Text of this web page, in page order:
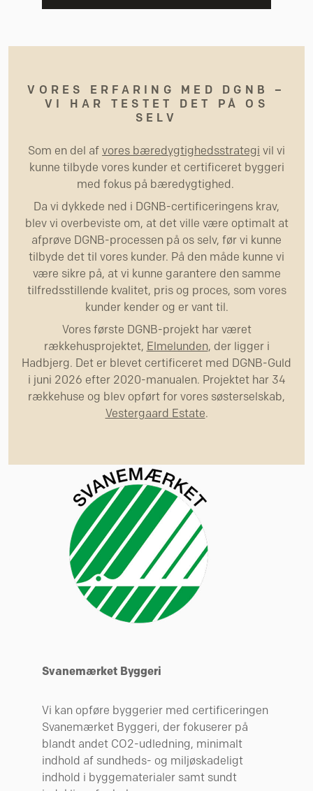
VORES ERFARING MED DGNB –
VI HAR TESTET DET PÅ OS
SELV
Som en del af vores bæredygtighedsstrategi vil vi
kunne tilbyde vores kunder et certificeret byggeri
med fokus på bæredygtighed.
Da vi dykkede ned i DGNB-certificeringens krav,
blev vi overbeviste om, at det ville være optimalt at
afprøve DGNB-processen på os selv, før vi kunne
tilbyde det til vores kunder. På den måde kunne vi
være sikre på, at vi kunne garantere den samme
tilfredsstillende kvalitet, pris og proces, som vores
kunder kender og er vant til.
Vores første DGNB-projekt har været
rækkehusprojektet, Elmelunden, der ligger i
Hadbjerg. Det er blevet certificeret med DGNB-Guld
i juni 2026 efter 2020-manualen. Projektet har 34
rækkehuse og blev opført for vores søsterselskab,
Vestergaard Estate.
Svanemærket Byggeri
Vi kan opføre byggerier med certificeringen
Svanemærket Byggeri, der fokuserer på
blandt andet CO2-udledning, minimalt
indhold af sundheds- og miljøskadeligt
indhold i byggematerialer samt sundt